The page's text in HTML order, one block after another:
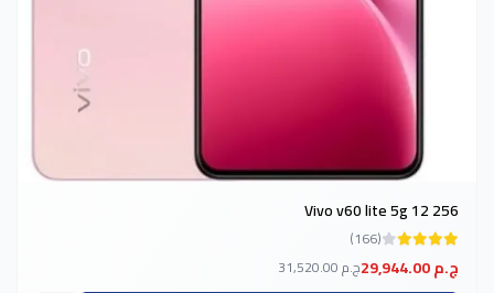
Vivo v60 lite 5g 12 256
(166)
29,944.00 ج.م 31,520.00 ج.م